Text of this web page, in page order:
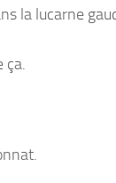
la lucarne
ça.